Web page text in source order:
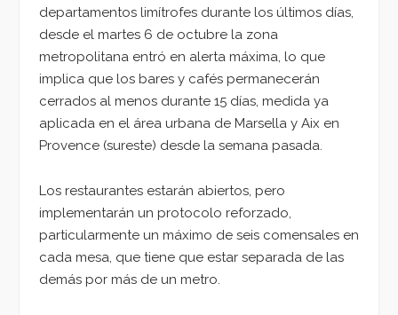
departamentos limítrofes durante los últimos días,
desde el martes 6 de octubre la zona
metropolitana entró en alerta máxima, lo que
implica que los bares y cafés permanecerán
cerrados al menos durante 15 días, medida ya
aplicada en el área urbana de Marsella y Aix en
Provence (sureste) desde la semana pasada.
Los restaurantes estarán abiertos, pero
implementarán un protocolo reforzado,
particularmente un máximo de seis comensales en
cada mesa, que tiene que estar separada de las
demás por más de un metro.